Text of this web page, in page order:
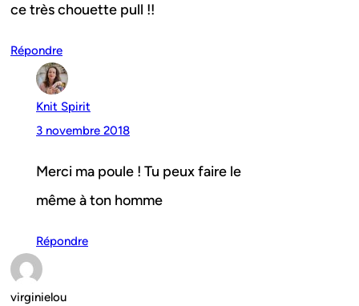
ce très chouette pull !!
Répondre
Knit Spirit
3 novembre 2018
Merci ma poule ! Tu peux faire le
même à ton homme
Répondre
virginielou